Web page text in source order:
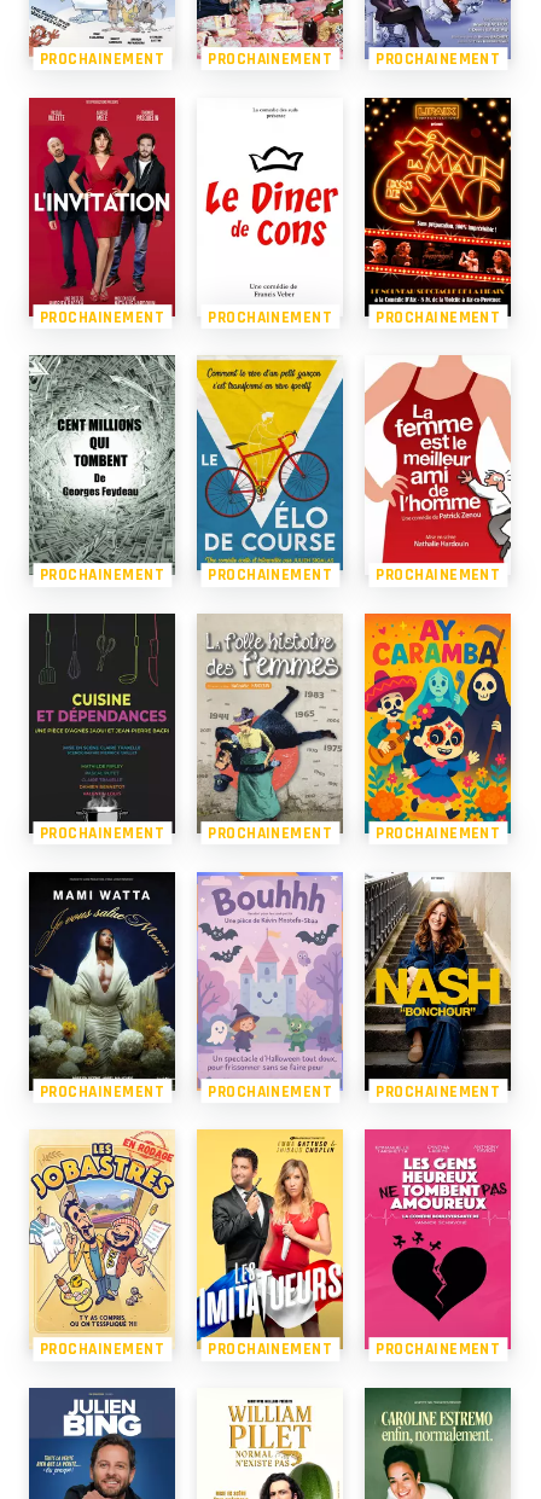
PROCHAINEMENT PROCHAINEMENT PROCHAINEMENT
PROCHAINEMENT PROCHAINEMENT PROCHAINEMENT
PROCHAINEMENT PROCHAINEMENT PROCHAINEMENT
PROCHAINEMENT PROCHAINEMENT PROCHAINEMENT
PROCHAINEMENT PROCHAINEMENT PROCHAINEMENT
PROCHAINEMENT PROCHAINEMENT PROCHAINEMENT